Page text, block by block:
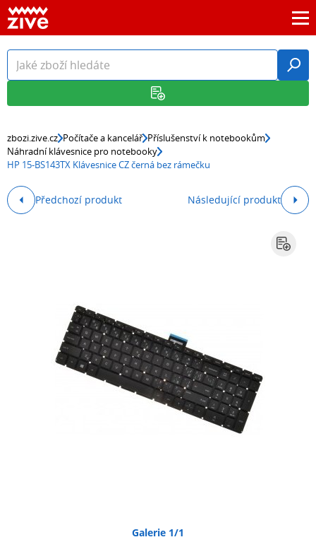
zbozi.zive.cz Počítače a kancelář Příslušenství k notebookům
Náhradní klávesnice pro notebooky
HP 15-BS143TX Klávesnice CZ černá bez rámečku
Předchozí produkt Následující produkt
Galerie 1/1